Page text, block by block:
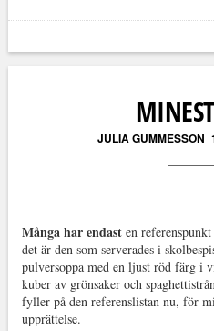
JULIA GUMMESSON
Många har endast en
det är den som serverades i
pulversoppa med en ljust röd färg i
kuber av grönsaker och
fyller på den referenslistan nu, för
upprättelse.